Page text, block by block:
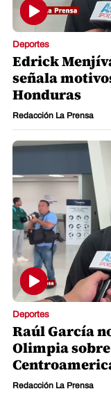
Deportes
Edrick
señala
Honduras
Redacción La Prensa
Deportes
Raúl García
Olimpia
Redacción La Prensa